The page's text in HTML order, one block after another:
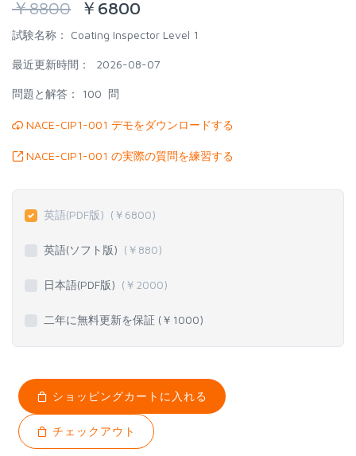
￥8800 ￥ 6800
試験名称： Coating Inspector Level 1
最近更新時間： 2026-08-07
問題と解答： 100 問
NACE-CIP1-001 デモをダウンロードする
NACE-CIP1-001 の実際の質問を練習する
英語(PDF版) (￥ 6800)
英語(ソフト版) (￥ 880)
日本語(PDF版) (￥ 2000)
二年に無料更新を保証 (￥ 1000)
ショッピングカートに入れる
チェックアウト